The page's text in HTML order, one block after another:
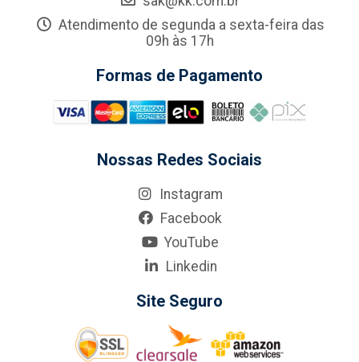
Atendimento de segunda a sexta-feira das
09h às 17h
Formas de Pagamento
Nossas Redes Sociais
Instagram
Facebook
YouTube
Linkedin
Site Seguro